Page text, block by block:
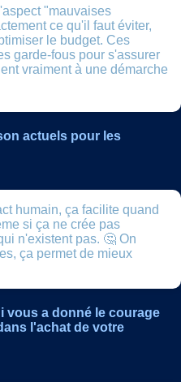
"mauvaises
ce qu'il faut éviter,
le budget. Ces
garde-fous pour s'assurer
vraiment à une démarche
actuels pour les
humain, ça facilite quand
si ça ne crée pas
n'existent pas. 🤔 On
ça permet de mieux
vous a donné le courage
l'achat de votre